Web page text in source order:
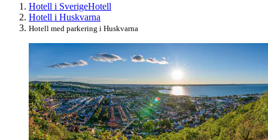
Hotell i SverigeHotell
Hotell i Huskvarna
Hotell med parkering i Huskvarna